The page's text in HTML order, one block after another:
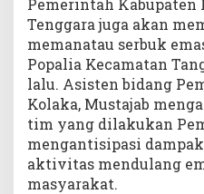
Tenggara juga akan
memanatau serbuk
Popalia Kecamatan
lalu. Asisten bidang
Kolaka, Mustajab
tim yang dilakukan
mengantisipasi
aktivitas mendulang
masyarakat.